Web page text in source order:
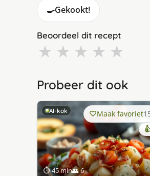
🍳Gekookt!
Beoordeel dit recept
★ ★ ★ ★ ★
Probeer dit ook
AI-kok
⏱ 45 min👥 6
Maak favoriet